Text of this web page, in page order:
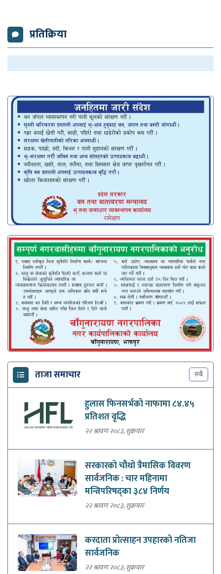
प्रतिक्रिया
ताजा समाचार सबै
हुलास फिनसर्भको नाफामा ८४.४५
प्रतिशत वृद्धि
२२ श्रावण २०८३, शुक्रवार
सरकारको चौथो त्रैमासिक विवरण
सार्वजनिक : चार महिनामा
मन्त्रिपरिषद्का ३८४ निर्णय
२२ श्रावण २०८३, शुक्रवार
करदाता प्रोत्साहन उपहारको नतिजा
सार्वजनिक
२२ श्रावण २०८३, शुक्रवार